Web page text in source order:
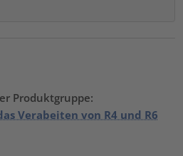
Produktgruppe:
Verabeiten von R4 und R6